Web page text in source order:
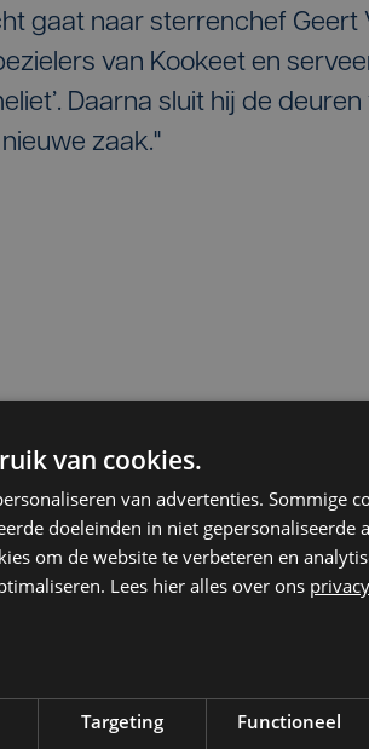
gaat naar sterrenchef Geert
van Kookeet en
Daarna sluit hij de deuren
zaak."
van cookies.
van advertenties. Sommige
doeleinden in niet gepersonaliseerde
om de website te verbeteren en
Lees hier alles over ons
Targeting Functioneel